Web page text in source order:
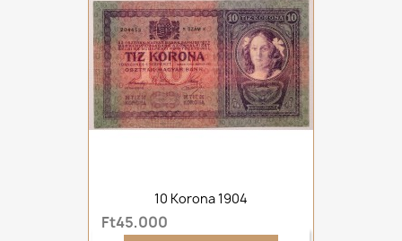
10 Korona 1904
Ft45,000